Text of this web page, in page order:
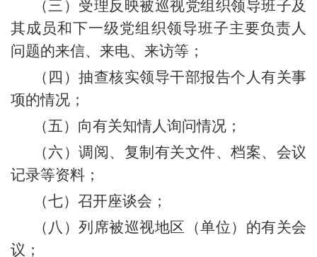
（三）受理反映被巡视党组织领导班子及
其成员和下一级党组织领导班子主要负责人
问题的来信、来电、来访等；
（四）抽查核实领导干部报告个人有关事
项的情况；
（五）向有关知情人询问情况；
（六）调阅、复制有关文件、档案、会议
记录等资料；
（七）召开座谈会；
（八）列席被巡视地区（单位）的有关会
议；